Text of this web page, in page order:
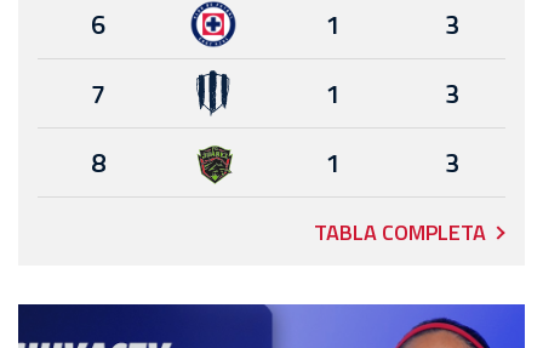
6
1
3
7
1
3
8
1 3
TABLA COMPLETA